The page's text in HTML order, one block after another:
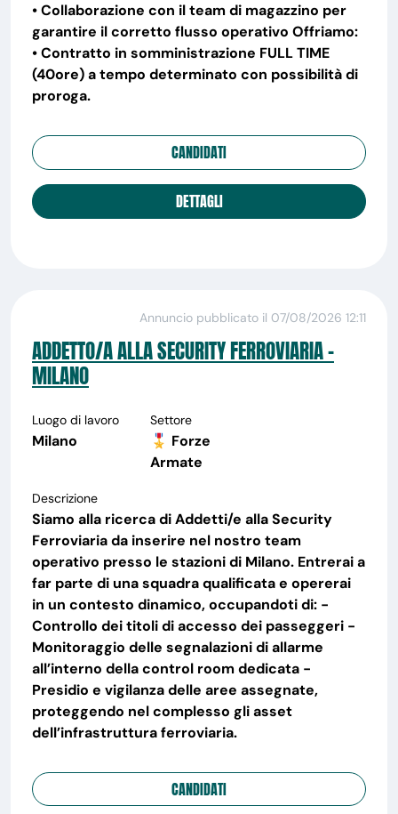
• Collaborazione con il team di magazzino per
garantire il corretto flusso operativo Offriamo:
• Contratto in somministrazione FULL TIME
(40ore) a tempo determinato con possibilità di
proroga.
CANDIDATI
DETTAGLI
Annuncio pubblicato il 07/08/2026 12:11
ADDETTO/A ALLA SECURITY FERROVIARIA -
MILANO
Luogo di lavoro
Milano
Settore
🎖️ Forze
Armate
Descrizione
Siamo alla ricerca di Addetti/e alla Security
Ferroviaria da inserire nel nostro team
operativo presso le stazioni di Milano. Entrerai a
far parte di una squadra qualificata e opererai
in un contesto dinamico, occupandoti di: -
Controllo dei titoli di accesso dei passeggeri -
Monitoraggio delle segnalazioni di allarme
all’interno della control room dedicata -
Presidio e vigilanza delle aree assegnate,
proteggendo nel complesso gli asset
dell’infrastruttura ferroviaria.
CANDIDATI